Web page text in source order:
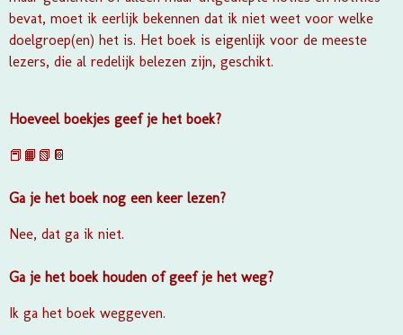
bevat, moet ik eerlijk bekennen dat ik niet weet voor welke
doelgroep(en) het is. Het boek is eigenlijk voor de meeste
lezers, die al redelijk belezen zijn, geschikt.
Hoeveel boekjes geef je het boek?
📕📙📗📔
Ga je het boek nog een keer lezen?
Nee, dat ga ik niet.
Ga je het boek houden of geef je het weg?
Ik ga het boek weggeven.